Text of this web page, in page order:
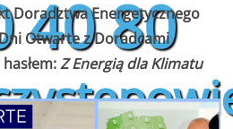
40 80
Doradztwa Energetycznego
Otwarte z Doradcami
Z Energią dla Klimatu